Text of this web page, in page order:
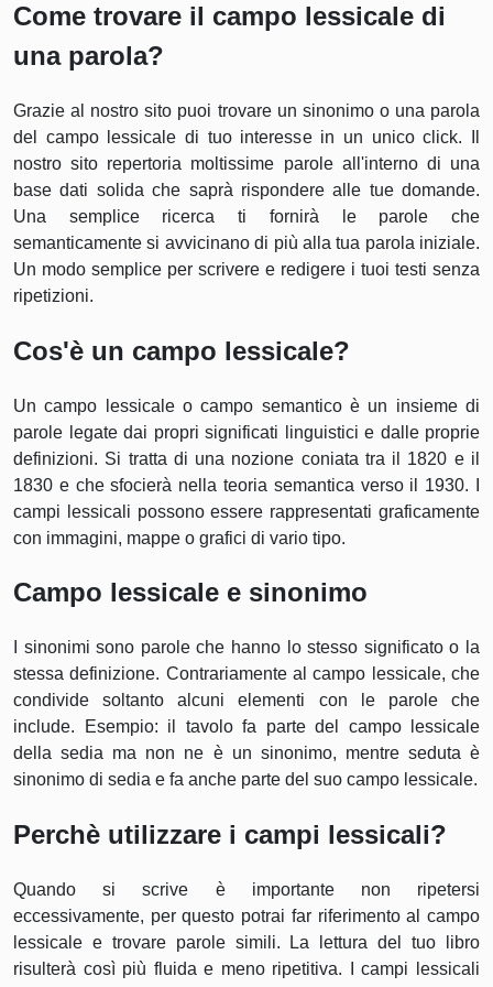
Come trovare il campo lessicale di
una parola?
Grazie al nostro sito puoi trovare un sinonimo o una parola
del campo lessicale di tuo interesse in un unico click. Il
nostro sito repertoria moltissime parole all'interno di una
base dati solida che saprà rispondere alle tue domande.
Una semplice ricerca ti fornirà le parole che
semanticamente si avvicinano di più alla tua parola iniziale.
Un modo semplice per scrivere e redigere i tuoi testi senza
ripetizioni.
Cos'è un campo lessicale?
Un campo lessicale o campo semantico è un insieme di
parole legate dai propri significati linguistici e dalle proprie
definizioni. Si tratta di una nozione coniata tra il 1820 e il
1830 e che sfocierà nella teoria semantica verso il 1930. I
campi lessicali possono essere rappresentati graficamente
con immagini, mappe o grafici di vario tipo.
Campo lessicale e sinonimo
I sinonimi sono parole che hanno lo stesso significato o la
stessa definizione. Contrariamente al campo lessicale, che
condivide soltanto alcuni elementi con le parole che
include. Esempio: il tavolo fa parte del campo lessicale
della sedia ma non ne è un sinonimo, mentre seduta è
sinonimo di sedia e fa anche parte del suo campo lessicale.
Perchè utilizzare i campi lessicali?
Quando si scrive è importante non ripetersi
eccessivamente, per questo potrai far riferimento al campo
lessicale e trovare parole simili. La lettura del tuo libro
risulterà così più fluida e meno ripetitiva. I campi lessicali